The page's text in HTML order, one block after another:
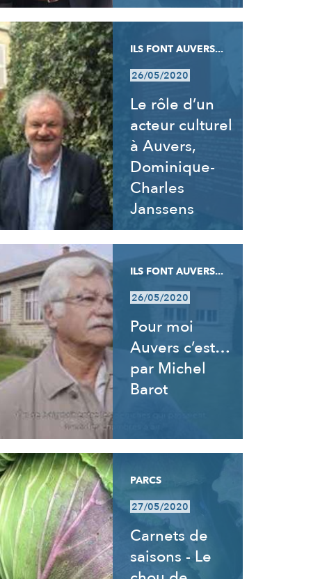
ILS FONT AUVERS...
26/05/2020
Le rôle d’un
acteur culturel
à Auvers,
Dominique-
Charles
Janssens
ILS FONT AUVERS...
26/05/2020
Pour moi
Auvers c’est…
par Michel
Barot
PARCS
27/05/2020
Carnets de
saisons - Le